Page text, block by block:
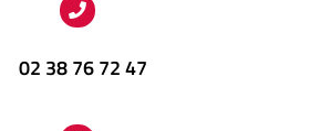
02 38 76 72 47